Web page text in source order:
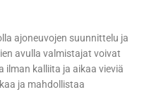
ajoneuvojen suunnittelu ja
avulla valmistajat voivat
ilman kalliita ja aikaa vieviä
ja mahdollistaa